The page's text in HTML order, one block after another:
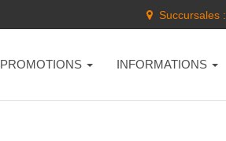
Succursales :
PROMOTIONS INFORMATIONS